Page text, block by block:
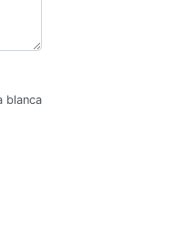
blanca